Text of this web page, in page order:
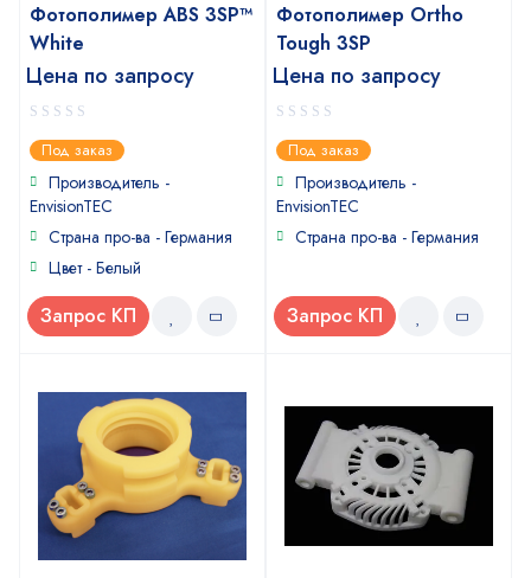
Фотополимер ABS 3SP™
White
Цена по запросу
0
out
of
5
Под заказ
Производитель -
EnvisionTEC
Страна про-ва - Германия
Цвет - Белый
Запрос КП
Фотополимер Ortho
Tough 3SP
Цена по запросу
0
out
of
5
Под заказ
Производитель -
EnvisionTEC
Страна про-ва - Германия
Запрос КП